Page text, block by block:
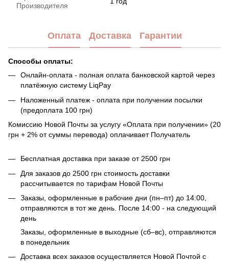
Производителя
Оплата Доставка Гарантии
Способы оплаты:
Онлайн-оплата - полная оплата банковской картой через
платёжную систему LiqPay
Наложенный платеж - оплата при получении посылки
(предоплата 100 грн)
Комиссию Новой Почты за услугу «Оплата при получении» (20
грн + 2% от суммы перевода) оплачивает Получатель
Бесплатная доставка при заказе от 2500 грн
Для заказов до 2500 грн стоимость доставки
рассчитывается по тарифам Новой Почты
Заказы, оформленные в рабочие дни (пн–пт) до 14:00,
отправляются в тот же день. После 14:00 - на следующий
день
Заказы, оформленные в выходные (сб–вс), отправляются
в понедельник
Доставка всех заказов осуществляется Новой Почтой с